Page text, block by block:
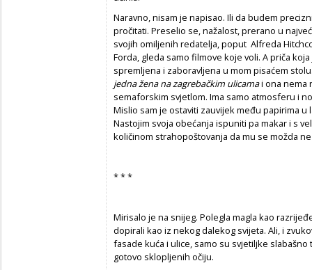
Naravno, nisam je napisao. Ili da budem
pročitati. Preselio se, nažalost, prerano u
svojih omiljenih redatelja, poput Alfreda
Forda, gleda samo filmove koje voli. A priča
spremljena i zaboravljena u mom pisaćem
jedna žena na zagrebačkim ulicamai ona nema
semaforskim svjetlom. Ima samo atmosferu i
Mislio sam je ostaviti zauvijek među papirima
Nastojim svoja obećanja ispuniti pa makar i s
količinom strahopoštovanja da mu se možda
* * *
Mirisalo je na snijeg. Polegla magla kao
dopirali kao iz nekog dalekog svijeta. Ali, i
fasade kuća i ulice, samo su svjetiljke
gotovo sklopljenih očiju.